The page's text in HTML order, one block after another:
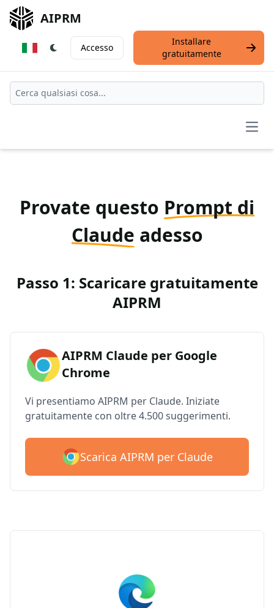
AIPRM
Accesso
Installare
gratuitamente
Provate questo Prompt di
Claude adesso
Passo 1: Scaricare gratuitamente
AIPRM
AIPRM Claude per Google
Chrome
Vi presentiamo AIPRM per Claude. Iniziate
gratuitamente con oltre 4.500 suggerimenti.
Scarica AIPRM per Claude